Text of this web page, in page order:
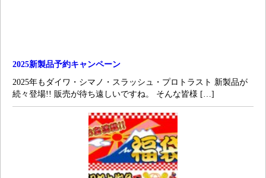
2025新製品予約キャンペーン
2025年もダイワ・シマノ・スラッシュ・プロトラスト 新製品が
続々登場!! 販売が待ち遠しいですね。 そんな皆様 […]